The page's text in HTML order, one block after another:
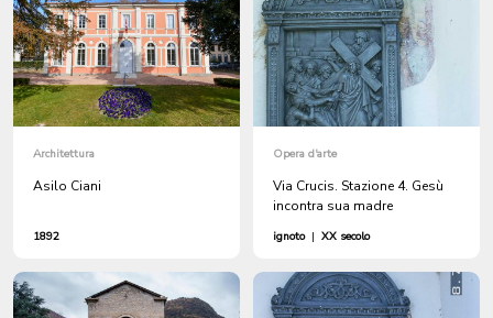
Architettura
Asilo Ciani
1892
Opera d'arte
Via Crucis. Stazione 4. Gesù
incontra sua madre
ignoto | XX secolo